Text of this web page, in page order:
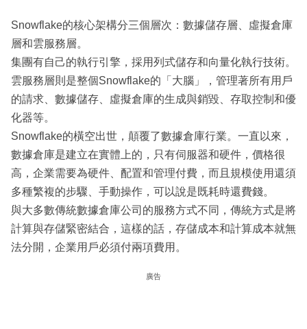
Snowflake的核心架構分三個層次：數據儲存層、虛擬倉庫
層和雲服務層。
集團有自己的執行引擎，採用列式儲存和向量化執行技術。
雲服務層則是整個Snowflake的「大腦」，管理著所有用戶
的請求、數據儲存、虛擬倉庫的生成與銷毀、存取控制和優
化器等。
Snowflake的橫空出世，顛覆了數據倉庫行業。一直以來，
數據倉庫是建立在實體上的，只有伺服器和硬件，價格很
高，企業需要為硬件、配置和管理付費，而且規模使用還須
多種繁複的步驟、手動操作，可以說是既耗時還費錢。
與大多數傳統數據倉庫公司的服務方式不同，傳統方式是將
計算與存儲緊密結合，這樣的話，存儲成本和計算成本就無
法分開，企業用戶必須付兩項費用。
廣告